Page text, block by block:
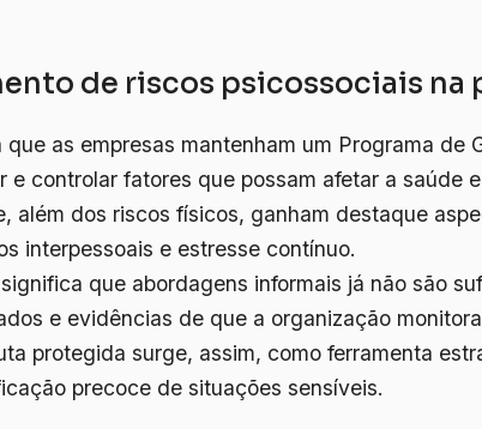
de riscos psicossociais na
as empresas mantenham um Programa de
e controlar fatores que possam afetar a saúde
além dos riscos físicos, ganham destaque
interpessoais e estresse contínuo.
que abordagens informais já não são
e evidências de que a organização
protegida surge, assim, como ferramenta
precoce de situações sensíveis.